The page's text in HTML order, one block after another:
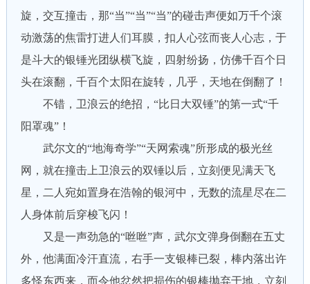
旋，交互撞击，那“当”“当”“当”的碰击声便如万千个滚
动激荡的焦雷打进人们耳膜，扣人心弦而丧人心志，于
是斗大的银锤光团纵横飞旋，四射纷扬，仿佛千百个日
头在滚翻，千百个太阳在旋转，几乎，天地在倒翻了！
不错，卫浪云的绝招，“比日大双锤”的第一式“千
阳罩魂”！
武尔文的“地海奇学”“天网索魂”所形成的极光丝
网，就在撞击上卫浪云的双锤以后，立刻便见满天飞
星，二人宛如置身在浩翰的银河中，无数的流星尽在二
人身体前后穿梭飞闪！
又是一声劲急的“咝咝”声，武尔文弹身倒翻在五丈
外，他满面冷汗直流，右手一支银棒已裂，棒内落出许
多怪东西来，而令他忿然把损伤的银棒抛弃于地，立刻